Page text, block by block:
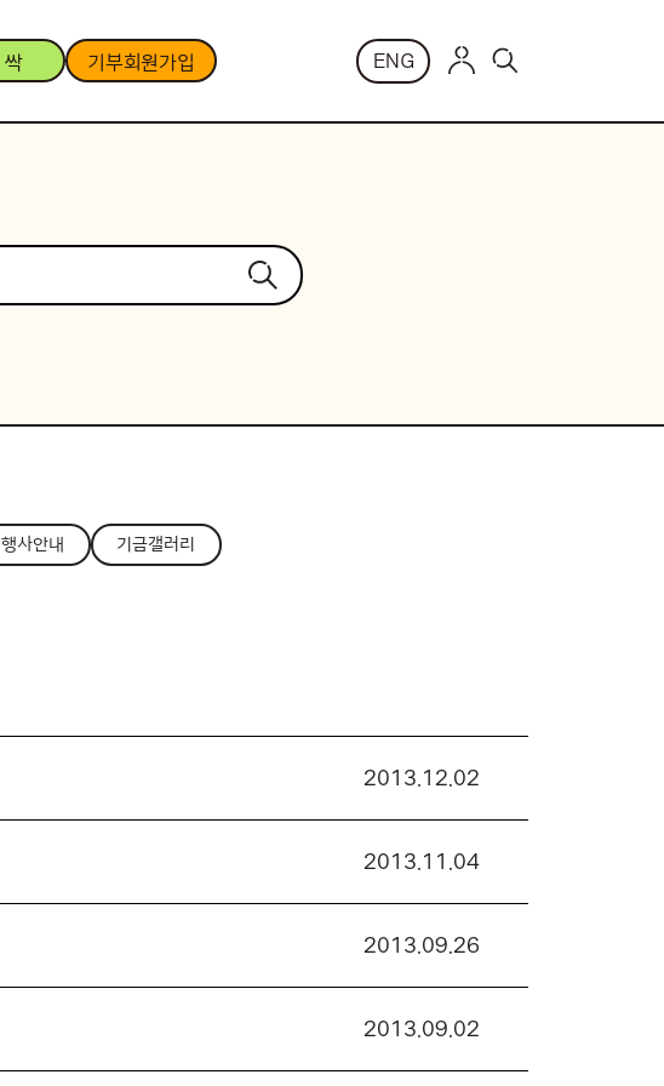
싹 기부회원가입 ENG
행사안내 기금갤러리
2013.12.02
2013.11.04
2013.09.26
2013.09.02